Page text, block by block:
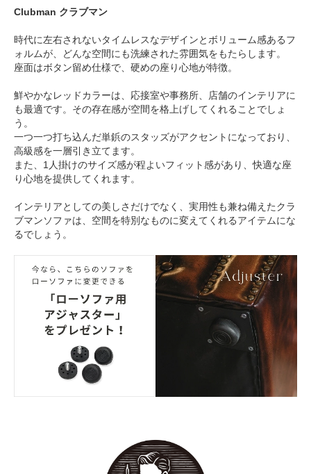
Clubman クラブマン
時代に左右されないタイムレスなデザインとボリューム感あるフ
ォルムが、どんな空間にも洗練された雰囲気をもたらします。
座面はボタン留め仕様で、硬めの座り心地が特徴。
鮮やかなレッドカラーは、応接室や事務所、店舗のインテリアに
も最適です。その存在感が空間を格上げしてくれることでしょ
う。
一つ一つ打ち込んだ単鋲のスタッズがアクセントになっており、
高級感を一層引き立てます。
また、1人掛けのサイズ感が程よいフィット感があり、快適な座
り心地を提供してくれます。
インテリアとしての美しさだけでなく、実用性も兼ね備えたクラ
ブマンソファは、空間を特別なものに変えてくれるアイテムにな
るでしょう。